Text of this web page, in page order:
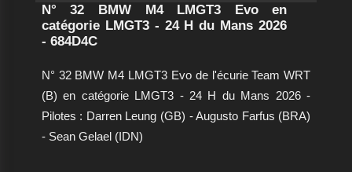
N° 32 BMW M4 LMGT3 Evo en
catégorie LMGT3 - 24 H du Mans 2026
- 684D4C
N° 32 BMW M4 LMGT3 Evo de l'écurie Team WRT
(B) en catégorie LMGT3 - 24 H du Mans 2026 -
Pilotes : Darren Leung (GB) - Augusto Farfus (BRA)
- Sean Gelael (IDN)